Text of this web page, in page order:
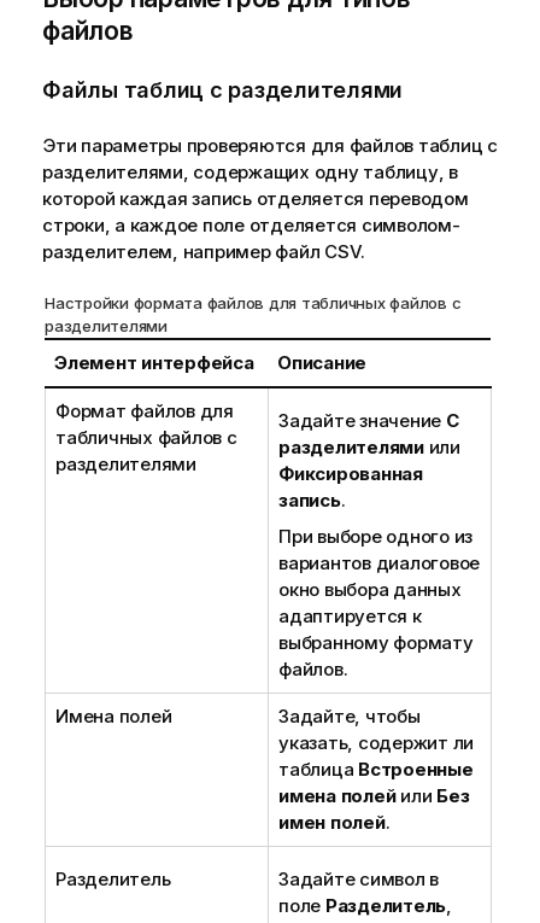
н
о
р
м
а
ц
и
файлов
Файлы таблиц с разделителями
Эти параметры проверяются для файлов таблиц с
разделителями, содержащих одну таблицу, в
которой каждая запись отделяется переводом
строки, а каждое поле отделяется символом-
разделителем, например файл CSV.
Настройки формата файлов для табличных файлов с
разделителями
Элемент интерфейса Описание
Формат файлов для
табличных файлов с
разделителями
Задайте значение С
разделителямиили
Фиксированная
запись.
При выборе одного из
вариантов диалоговое
окно выбора данных
адаптируется к
выбранному формату
файлов.
Имена полей
Задайте, чтобы
указать, содержит ли
таблица Встроенные
имена полейили Без
имен полей.
Разделитель
Задайте символ в
поле Разделитель,